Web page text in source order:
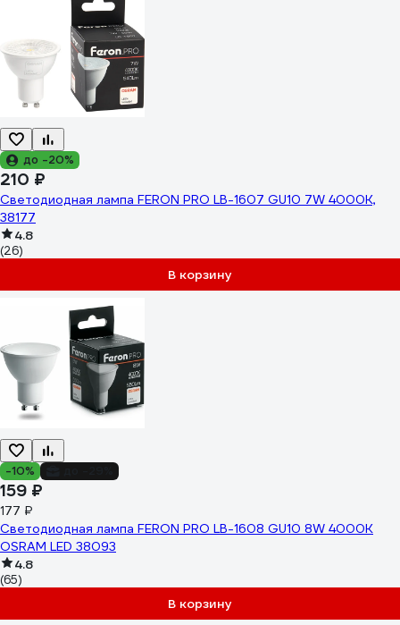
до -20%
210 ₽
Светодиодная лампа FERON PRO LB-1607 GU10 7W 4000K,
38177
4.8
(26)
В корзину
-10%
159 ₽
177 ₽
Светодиодная лампа FERON PRO LB-1608 GU10 8W 4000K
OSRAM LED 38093
4.8
(65)
В корзину